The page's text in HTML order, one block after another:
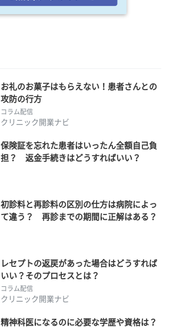
お礼のお菓子はもらえない！患者さんとの
攻防の行方
コラム配信
クリニック開業ナビ
保険証を忘れた患者はいったん全額自己負
担？ 返金手続きはどうすればいい？
初診料と再診料の区別の仕方は病院によっ
て違う？ 再診までの期間に正解はある？
レセプトの返戻があった場合はどうすれば
いい？そのプロセスとは？
コラム配信
クリニック開業ナビ
精神科医になるのに必要な学歴や資格は？